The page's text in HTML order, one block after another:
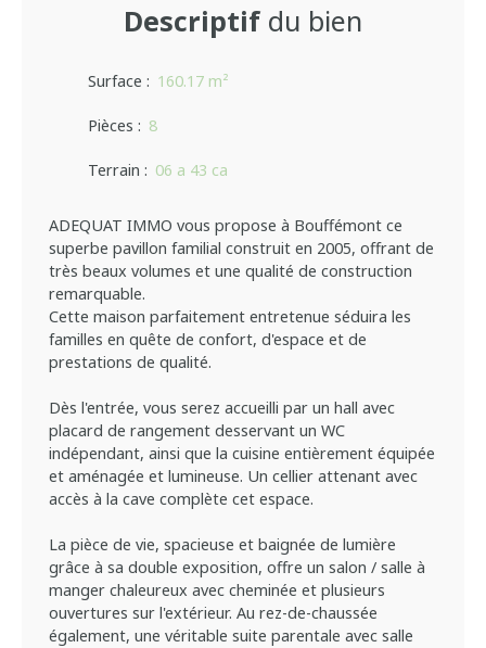
Descriptif du bien
Surface : 160.17 m²
Pièces : 8
Terrain : 06 a 43 ca
ADEQUAT IMMO vous propose à Bouffémont ce
superbe pavillon familial construit en 2005, offrant de
très beaux volumes et une qualité de construction
remarquable.
Cette maison parfaitement entretenue séduira les
familles en quête de confort, d'espace et de
prestations de qualité.
Dès l'entrée, vous serez accueilli par un hall avec
placard de rangement desservant un WC
indépendant, ainsi que la cuisine entièrement équipée
et aménagée et lumineuse. Un cellier attenant avec
accès à la cave complète cet espace.
La pièce de vie, spacieuse et baignée de lumière
grâce à sa double exposition, offre un salon / salle à
manger chaleureux avec cheminée et plusieurs
ouvertures sur l'extérieur. Au rez-de-chaussée
également, une véritable suite parentale avec salle